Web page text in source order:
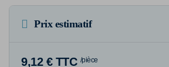
Prix estimatif
9,12 € TTC /pièce